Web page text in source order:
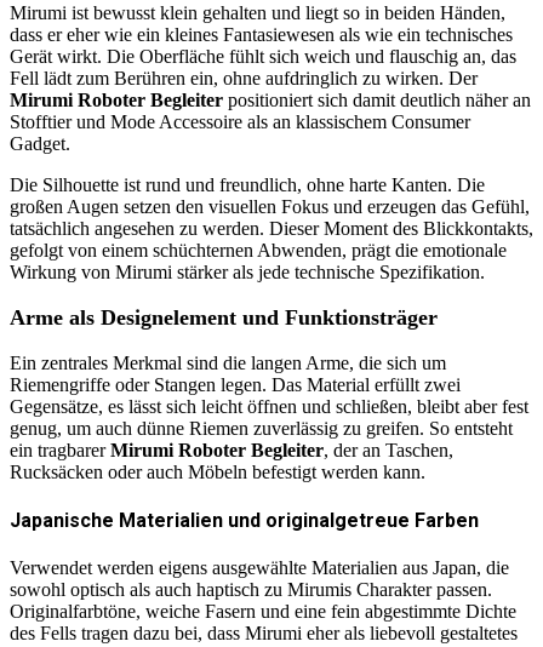
Mirumi ist bewusst klein gehalten und liegt so in beiden Händen,
dass er eher wie ein kleines Fantasiewesen als wie ein technisches
Gerät wirkt. Die Oberfläche fühlt sich weich und flauschig an, das
Fell lädt zum Berühren ein, ohne aufdringlich zu wirken. Der
Mirumi Roboter Begleiter positioniert sich damit deutlich näher an
Stofftier und Mode Accessoire als an klassischem Consumer
Gadget.
Die Silhouette ist rund und freundlich, ohne harte Kanten. Die
großen Augen setzen den visuellen Fokus und erzeugen das Gefühl,
tatsächlich angesehen zu werden. Dieser Moment des Blickkontakts,
gefolgt von einem schüchternen Abwenden, prägt die emotionale
Wirkung von Mirumi stärker als jede technische Spezifikation.
Arme als Designelement und Funktionsträger
Ein zentrales Merkmal sind die langen Arme, die sich um
Riemengriffe oder Stangen legen. Das Material erfüllt zwei
Gegensätze, es lässt sich leicht öffnen und schließen, bleibt aber fest
genug, um auch dünne Riemen zuverlässig zu greifen. So entsteht
ein tragbarerMirumi Roboter Begleiter, der an Taschen,
Rucksäcken oder auch Möbeln befestigt werden kann.
Japanische Materialien und originalgetreue Farben
Verwendet werden eigens ausgewählte Materialien aus Japan, die
sowohl optisch als auch haptisch zu Mirumis Charakter passen.
Originalfarbtöne, weiche Fasern und eine fein abgestimmte Dichte
des Fells tragen dazu bei, dass Mirumi eher als liebevoll gestaltetes